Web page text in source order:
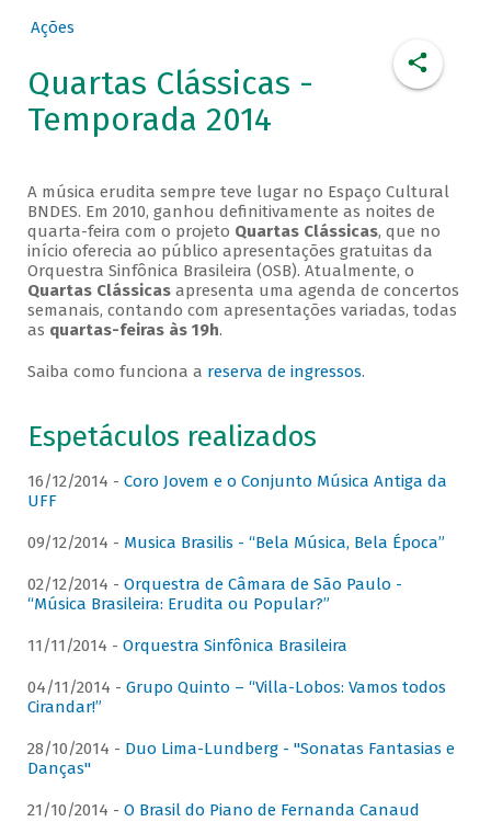
Ações
Quartas Clássicas -
Temporada 2014
A música erudita sempre teve lugar no Espaço Cultural
BNDES. Em 2010, ganhou definitivamente as noites de
quarta-feira com o projeto Quartas Clássicas, que no
início oferecia ao público apresentações gratuitas da
Orquestra Sinfônica Brasileira (OSB). Atualmente, o
Quartas Clássicasapresenta uma agenda de concertos
semanais, contando com apresentações variadas, todas
as quartas-feiras às 19h.
Saiba como funciona a reserva de ingressos.
Espetáculos realizados
16/12/2014 - Coro Jovem e o Conjunto Música Antiga da
UFF
09/12/2014 - Musica Brasilis - “Bela Música, Bela Época”
02/12/2014 - Orquestra de Câmara de São Paulo -
“Música Brasileira: Erudita ou Popular?”
11/11/2014 - Orquestra Sinfônica Brasileira
04/11/2014 - Grupo Quinto – “Villa-Lobos: Vamos todos
Cirandar!”
28/10/2014 - Duo Lima-Lundberg - "Sonatas Fantasias e
Danças"
21/10/2014 - O Brasil do Piano de Fernanda Canaud